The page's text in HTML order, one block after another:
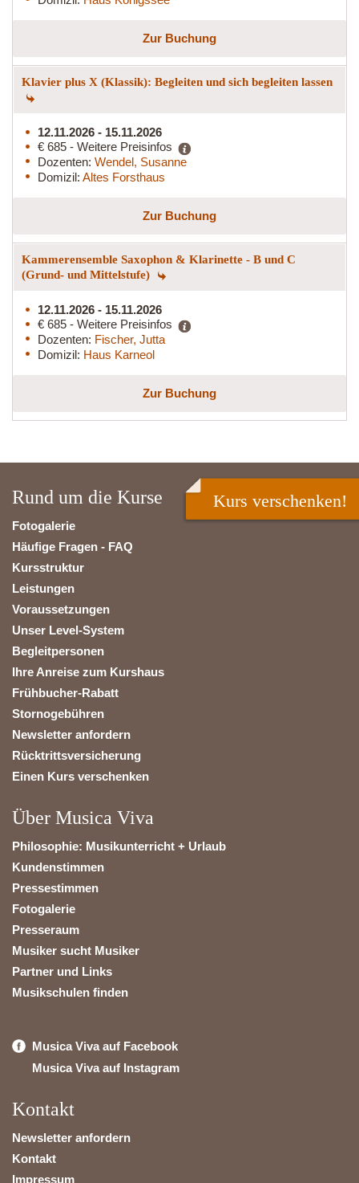
Zur Buchung
Klavier plus X (Klassik): Begleiten und sich begleiten lassen
12.11.2026 - 15.11.2026
€ 685 - Weitere Preisinfos
Dozenten: Wendel, Susanne
Domizil: Altes Forsthaus
Zur Buchung
Kammerensemble Saxophon & Klarinette - B und C
(Grund- und Mittelstufe)
12.11.2026 - 15.11.2026
€ 685 - Weitere Preisinfos
Dozenten: Fischer, Jutta
Domizil: Haus Karneol
Zur Buchung
Rund um die Kurse
Fotogalerie
Häufige Fragen - FAQ
Kursstruktur
Leistungen
Voraussetzungen
Unser Level-System
Begleitpersonen
Ihre Anreise zum Kurshaus
Frühbucher-Rabatt
Stornogebühren
Newsletter anfordern
Rücktrittsversicherung
Einen Kurs verschenken
Über Musica Viva
Philosophie: Musikunterricht + Urlaub
Kundenstimmen
Pressestimmen
Fotogalerie
Presseraum
Musiker sucht Musiker
Partner und Links
Musikschulen finden
Musica Viva auf Facebook
Musica Viva auf Instagram
Kontakt
Newsletter anfordern
Kontakt
Impressum
Kurs verschenken!